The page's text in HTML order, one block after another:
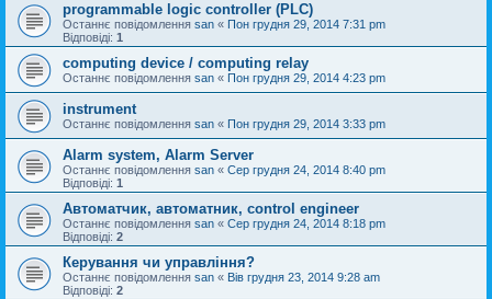
programmable logic controller (PLC)
Останнє повідомлення san « Пон грудня 29, 2014 7:31 pm
Відповіді: 1
computing device / computing relay
Останнє повідомлення san « Пон грудня 29, 2014 4:23 pm
instrument
Останнє повідомлення san « Пон грудня 29, 2014 3:33 pm
Alarm system, Alarm Server
Останнє повідомлення san « Сер грудня 24, 2014 8:40 pm
Відповіді: 1
Автоматчик, автоматник, control engineer
Останнє повідомлення san « Сер грудня 24, 2014 8:18 pm
Відповіді: 2
Керування чи управління?
Останнє повідомлення san « Вів грудня 23, 2014 9:28 am
Відповіді: 2